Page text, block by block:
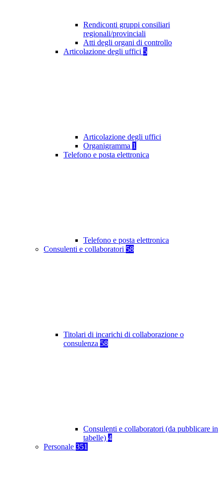
Rendiconti gruppi consiliari
regionali/provinciali
Atti degli organi di controllo
Articolazione degli uffici 5
Articolazione degli uffici
Organigramma 1
Telefono e posta elettronica
Telefono e posta elettronica
Consulenti e collaboratori 58
Titolari di incarichi di collaborazione o
consulenza 58
Consulenti e collaboratori (da pubblicare in
tabelle) 4
Personale 351